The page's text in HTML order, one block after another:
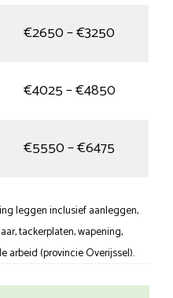
€2650 – €3250
€4025 – €4850
€5550 – €6475
leggen inclusief aanleggen,
tackerplaten, wapening,
arbeid (provincie Overijssel).